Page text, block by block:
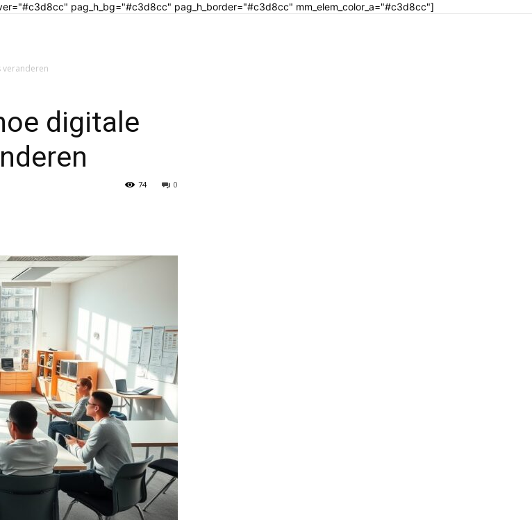
pag_h_bg="#c3d8cc" pag_h_border="#c3d8cc" mm_elem_color_a="#c3d8cc"]
veranderen
digitale
0
74